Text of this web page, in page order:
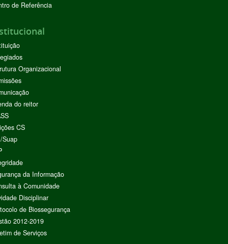
de Referência
Organizacional
do reitor
CS
Suap
da Informação
à Comunidade
Disciplinar
de Biossegurança
2012-2019
de Serviços